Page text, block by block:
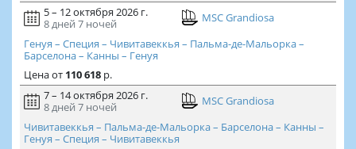
5 – 12 октября 2026 г.
8 дней 7 ночей
MSC Grandiosa
Генуя – Специя – Чивитавеккья – Пальма-де-Мальорка –
Барселона – Канны – Генуя
Ценаот 110 618р.
7 – 14 октября 2026 г.
8 дней 7 ночей
MSC Grandiosa
Чивитавеккья – Пальма-де-Мальорка – Барселона – Канны –
Генуя – Специя – Чивитавеккья